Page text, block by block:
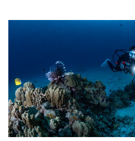
1.スイム開始の判断
クジラを発見した場合は、その時
を確認し、ガイドがスイム開始可
みエントリーを行います。
たとえクジラが近くを泳いでいて
ントリーを行わない場合がありま
2.人数制限とエントリー順
クジラへのストレス軽減や安全管
リー人数を制限する場合がありま
の順番はガイドが決定しますので